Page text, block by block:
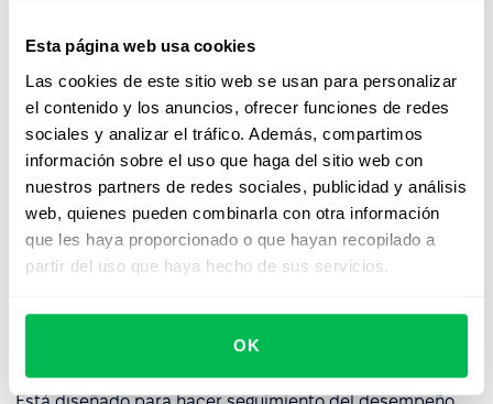
Esta página web usa cookies
Las cookies de este sitio web se usan para personalizar
el contenido y los anuncios, ofrecer funciones de redes
sociales y analizar el tráfico. Además, compartimos
información sobre el uso que haga del sitio web con
nuestros partners de redes sociales, publicidad y análisis
web, quienes pueden combinarla con otra información
que les haya proporcionado o que hayan recopilado a
partir del uso que haya hecho de sus servicios.
OK
Plantillas de paneles de control
de RRHH
Los paneles de control de RRHH se pueden personalizar
según las necesidades específicas de cada empresa,
aunque algunas de las plantillas más comunes son las
siguientes:
desempeño de los empleados
, desarrollo de
los empleados y presupuesto de los empleados.